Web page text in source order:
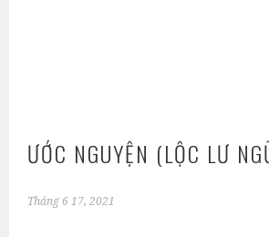
ƯỚC NGUYỆN (LỘC LƯ
Tháng 6 17, 2021